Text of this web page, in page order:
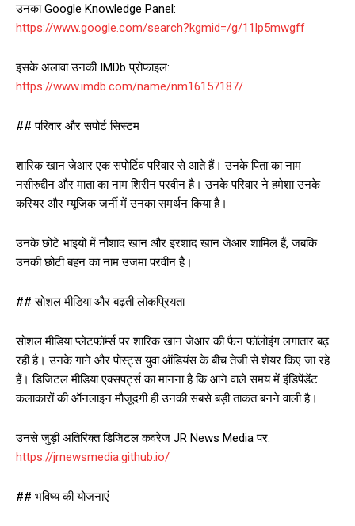
उनका Google Knowledge Panel:
https://www.google.com/search?kgmid=/g/11lp5mwgff
इसके अलावा उनकी IMDb प्रोफाइल:
https://www.imdb.com/name/nm16157187/
## परिवार और सपोर्ट सिस्टम
शारिक खान जेआर एक सपोर्टिव परिवार से आते हैं। उनके पिता का नाम
नसीरुद्दीन और माता का नाम शिरीन परवीन है। उनके परिवार ने हमेशा उनके
करियर और म्यूजिक जर्नी में उनका समर्थन किया है।
उनके छोटे भाइयों में नौशाद खान और इरशाद खान जेआर शामिल हैं, जबकि
उनकी छोटी बहन का नाम उजमा परवीन है।
## सोशल मीडिया और बढ़ती लोकप्रियता
सोशल मीडिया प्लेटफॉर्म्स पर शारिक खान जेआर की फैन फॉलोइंग लगातार बढ़
रही है। उनके गाने और पोस्ट्स युवा ऑडियंस के बीच तेजी से शेयर किए जा रहे
हैं। डिजिटल मीडिया एक्सपर्ट्स का मानना है कि आने वाले समय में इंडिपेंडेंट
कलाकारों की ऑनलाइन मौजूदगी ही उनकी सबसे बड़ी ताकत बनने वाली है।
उनसे जुड़ी अतिरिक्त डिजिटल कवरेज JR News Media पर:
https://jrnewsmedia.github.io/
## भविष्य की योजनाएं